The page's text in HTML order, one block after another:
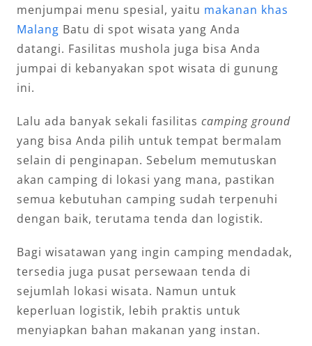
menjumpai menu spesial, yaitu makanan khas
Malang Batu di spot wisata yang Anda
datangi. Fasilitas mushola juga bisa Anda
jumpai di kebanyakan spot wisata di gunung
ini.
Lalu ada banyak sekali fasilitas camping ground
yang bisa Anda pilih untuk tempat bermalam
selain di penginapan. Sebelum memutuskan
akan camping di lokasi yang mana, pastikan
semua kebutuhan camping sudah terpenuhi
dengan baik, terutama tenda dan logistik.
Bagi wisatawan yang ingin camping mendadak,
tersedia juga pusat persewaan tenda di
sejumlah lokasi wisata. Namun untuk
keperluan logistik, lebih praktis untuk
menyiapkan bahan makanan yang instan.